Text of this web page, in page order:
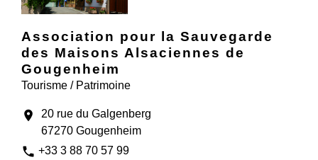
Association pour la Sauvegarde
des Maisons Alsaciennes de
Gougenheim
Tourisme / Patrimoine
location_on
20 rue du Galgenberg
67270 Gougenheim
phone +33 3 88 70 57 99